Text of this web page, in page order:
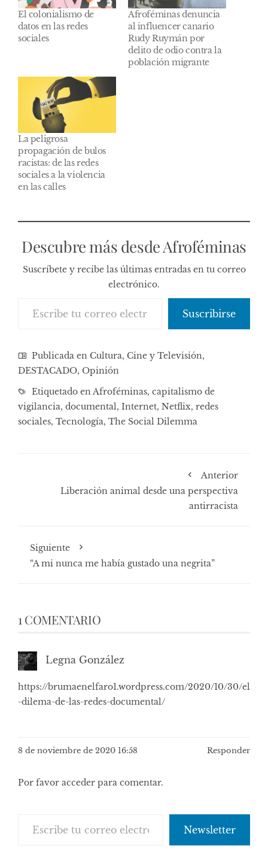
El colonialismo de
datos en las redes
sociales
Afroféminas denuncia
al influencer canario
Rudy Ruymán por
delito de odio contra la
población migrante
La peligrosa
propagación de bulos
racistas: de las redes
sociales a la violencia
en las calles
Descubre más desde Afroféminas
Suscríbete y recibe las últimas entradas en tu correo
electrónico.
Suscribirse
Publicada en Cultura, Cine y Televisión,
DESTACADO, Opinión
Etiquetado enAfroféminas, capitalismo de
vigilancia, documental, Internet, Netflix, redes
sociales, Tecnología, The Social Dilemma
Anterior
Liberación animal desde una perspectiva
antirracista
Siguiente
“A mi nunca me había gustado una negrita”
1 COMENTARIO
Legna González
https://brumaenelfaro1.wordpress.com/2020/10/30/el
-dilema-de-las-redes-documental/
8 de noviembre de 2020 16:58 Responder
Por favor acceder para comentar.
Newsletter